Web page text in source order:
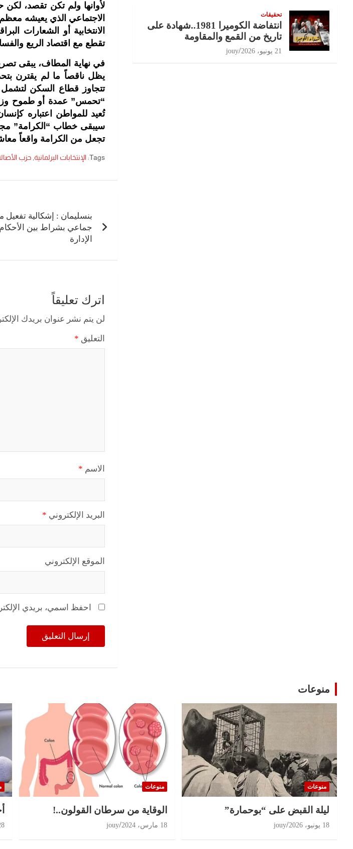
لأوانها ولم تكن تقصد،
الاجتماعي الذي يعيشه
الانتخابية أو الشعارات
تقطع مع اقتصاد الريع
في نهاية المطاف، يبقى
يظل ناقصاً ما لم يقترن
تتجاوز قطاع السكن لتشمل
“تحمس” عمدة أو طموح
تُعيد للمواطن اعتباره
سيبقى خطاب “الكرامة”
تجعل من الكرامة واقعاً
Tags: الإنتخابات البرلمانية, حزب
بنسليمان : إشكالية
جماعي بشراط بين
الإدارة
اترك تعليقاً
لن يتم نشر عنوان بريدك
التعليق *
الاسم *
البريد الإلكتروني *
الموقع الإلكتروني
احفظ اسمي، بريدي
تحقيقات
انتفاضة الكوميرا 1981..شهادة على
تاريخ من القمع والمقاومة
21 يونيو، 2026 jouy
منوعات
منوعات
ليلة القبض على “بوحمارة”
18 يونيو، 2026 jouy
منوعات
الوقاية من سرطان القولون..!
18 مارس، 2024 jouy
28